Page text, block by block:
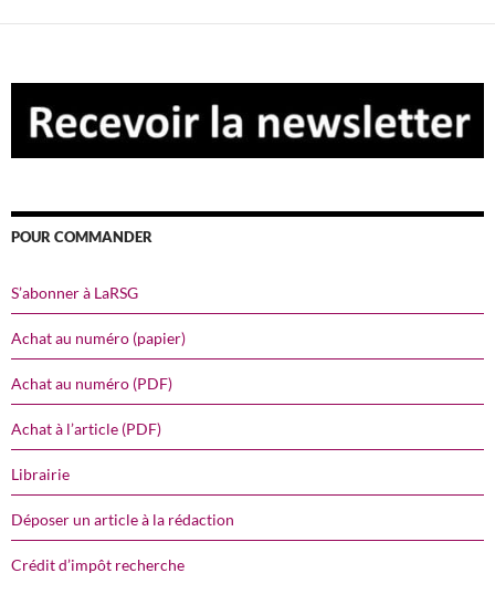
POUR COMMANDER
S’abonner à LaRSG
Achat au numéro (papier)
Achat au numéro (PDF)
Achat à l’article (PDF)
Librairie
Déposer un article à la rédaction
Crédit d’impôt recherche